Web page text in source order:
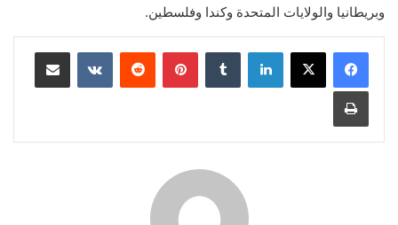
وبريطانيا والولايات المتحدة وكندا وفلسطين.
لينكدإن بينتيريست مشاركة عبر البريد
طباعة